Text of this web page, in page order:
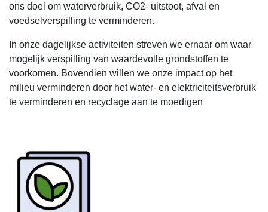
ons doel om waterverbruik, CO2- uitstoot, afval en
voedselverspilling te verminderen.
In onze dagelijkse activiteiten streven we ernaar om waar
mogelijk verspilling van waardevolle grondstoffen te
voorkomen. Bovendien willen we onze impact op het
milieu verminderen door het water- en elektriciteitsverbruik
te verminderen en recyclage aan te moedigen